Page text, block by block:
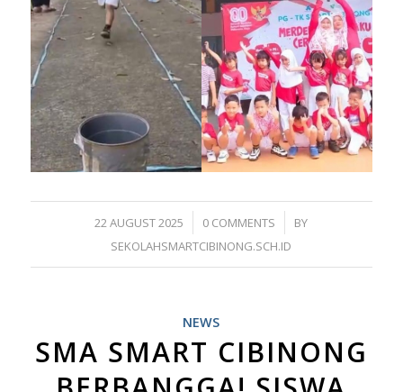
22 AUGUST 2025
/ 0 COMMENTS
/
BY
SEKOLAHSMARTCIBINONG.SCH.ID
NEWS
SMA SMART CIBINONG